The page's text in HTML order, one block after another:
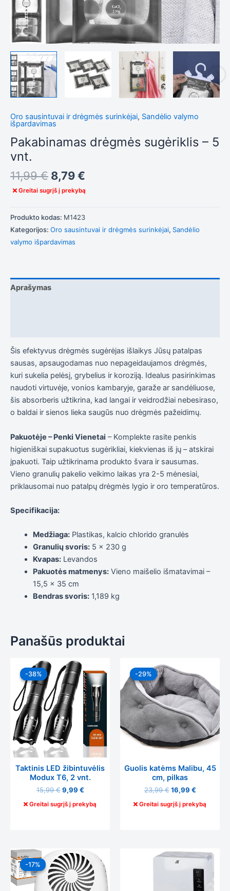
Oro sausintuvai ir drėgmės surinkėjai, Sandėlio valymo
išpardavimas
Pakabinamas drėgmės sugėriklis – 5
vnt.
11,99€ 8,79€
Greitai sugrįš į prekybą
Produkto kodas: M1423
Kategorijos: Oro sausintuvai ir drėgmės surinkėjai, Sandėlio
valymo išpardavimas
Aprašymas
Šis efektyvus drėgmės sugėrėjas išlaikys Jūsų patalpas
sausas, apsaugodamas nuo nepageidaujamos drėgmės,
kuri sukelia pelėsį, grybelius ir koroziją. Idealus pasirinkimas
naudoti virtuvėje, vonios kambaryje, garaže ar sandėliuose,
šis absorberis užtikrina, kad langai ir veidrodžiai nebesiraso,
o baldai ir sienos lieka saugūs nuo drėgmės pažeidimų.
Pakuotėje – Penki Vienetai – Komplekte rasite penkis
higieniškai supakuotus sugėrikliai, kiekvienas iš jų – atskirai
įpakuoti. Taip užtikrinama produkto švara ir sausumas.
Vieno granulių pakelio veikimo laikas yra 2-5 mėnesiai,
priklausomai nuo patalpų drėgmės lygio ir oro temperatūros.
Specifikacija:
Medžiaga:Plastikas, kalcio chlorido granulės
Granulių svoris:5 x 230 g
Kvapas:Levandos
Pakuotės matmenys:Vieno maišelio išmatavimai –
15,5 x 35 cm
Bendras svoris:1,189 kg
Panašūs produktai
-38%
-38%
Taktinis LED žibintuvėlis
Modux T6, 2 vnt.
15,99€
Original
price
was:
15,99 €.
9,99 €
price
is:
9,99 €.
Greitai sugrįš į prekybą
-29%
-29%
Guolis katėms Malibu, 45
cm, pilkas
23,99€
price
was:
23,99 €.
16,99 €
is:
16,99 €.
Greitai sugrįš į prekybą
-17%
-17%
Original
price
was:
17,99 €.
Current
price
is:
14,99 €.
Tiksliniai
slapukai
slapukai
yra
privalomi.
Jie
reikalingi,
svetainė
tinkamai
į tai, kaip
atsisakysite
šių slapukų,
kai kurios
funkcijos iš
svetainės
išnyks.
Dalindamiesi
savo
pomėgiais ir
elgesiu, kai
lankotės
mūsų
svetainėje,
suasmenintą
turinį ir